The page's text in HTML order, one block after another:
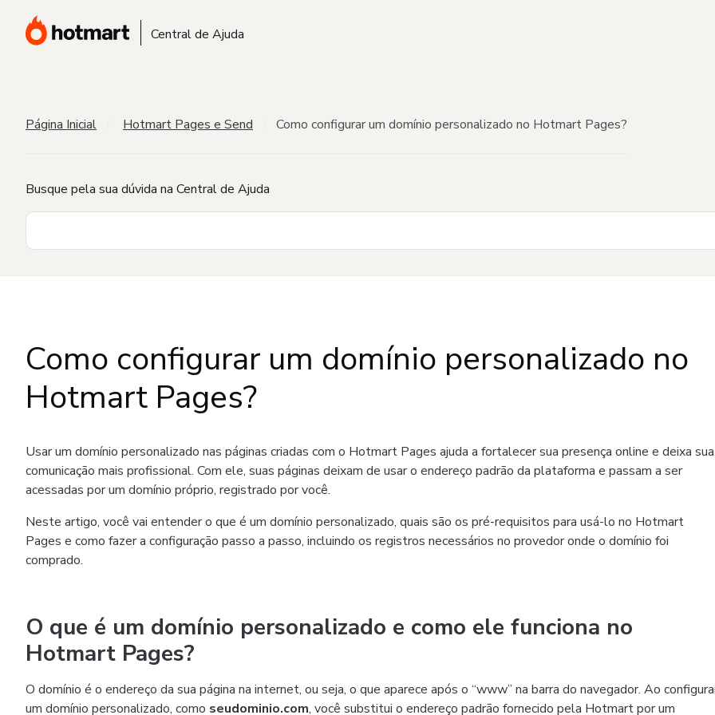
Central de Ajuda
Página Inicial Hotmart Pages e Send Como configurar um domínio personalizado no Hotmart Pages?
Busque pela sua dúvida na Central de Ajuda
Como configurar um domínio personalizado no
Hotmart Pages?
Usar um domínio personalizado nas páginas criadas com o Hotmart Pages ajuda a fortalecer sua presença online e deixa sua
comunicação mais profissional. Com ele, suas páginas deixam de usar o endereço padrão da plataforma e passam a ser
acessadas por um domínio próprio, registrado por você.
Neste artigo, você vai entender o que é um domínio personalizado, quais são os pré-requisitos para usá-lo no Hotmart
Pages e como fazer a configuração passo a passo, incluindo os registros necessários no provedor onde o domínio foi
comprado.
O que é um domínio personalizado e como ele funciona no
Hotmart Pages?
O domínio é o endereço da sua página na internet, ou seja, o que aparece após o “www” na barra do navegador. Ao
um domínio personalizado, como seudominio.com, você substitui o endereço padrão fornecido pela Hotmart por um